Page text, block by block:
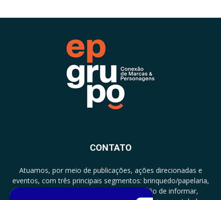
CONTATO
Atuamos, por meio de publicações, ações direcionadas e
eventos, com três principais segmentos: brinquedo/papelaria,
licenciamento e zero a três com a missão de informar,